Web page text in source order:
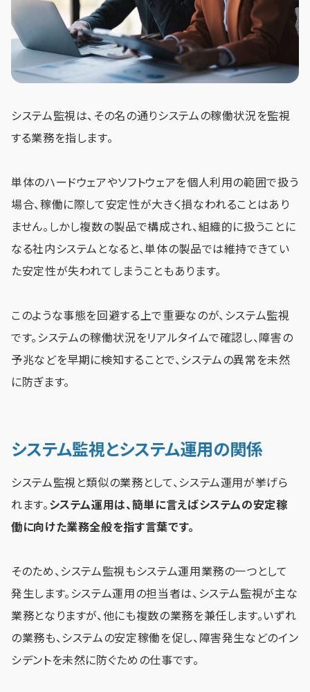
システム監視は、その名の通りシステムの稼働状況を監視
する業務を指します。
単体のハードウェアやソフトウェアを個人利用の範囲で扱う
場合、稼働に際して安定性が大きく損なわれることはあり
ません。しかし複数の製品で構成され、組織的に扱うことに
なる社内システムとなると、単体の製品では維持できてい
た安定性が失われてしまうこともあります。
このような事態を回避する上で重要なのが、システム監視
です。システムの稼働状況をリアルタイムで確認し、障害の
予兆などを早期に検知することで、システムの異常を未然
に防ぎます。
システム監視とシステム運用の関係
システム監視と類似の業務として、システム運用が挙げら
れます。 システム運用は、簡単に言えばシステムの安定稼
働に向けた業務全般を指す言葉です。
そのため、システム監視もシステム運用業務の一つとして
発生します。システム運用の担当者は、システム監視が主な
業務となりますが、他にも複数の業務を兼任します。いずれ
の業務も、システムの安定稼働を促し、障害発生などのイン
シデントを未然に防ぐための仕事です。